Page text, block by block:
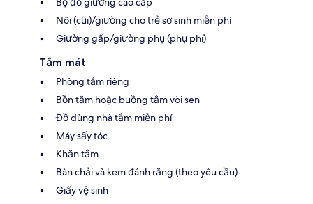
Nôi (cũi)/giường cho trẻ sơ sinh miễn phí
Giường gấp/giường phụ (phụ phí)
Tắm mát
Phòng tắm riêng
Bồn tắm hoặc buồng tắm vòi sen
Đồ dùng nhà tắm miễn phí
Máy sấy tóc
Khăn tắm
Bàn chải và kem đánh răng (theo yêu cầu)
Giấy vệ sinh